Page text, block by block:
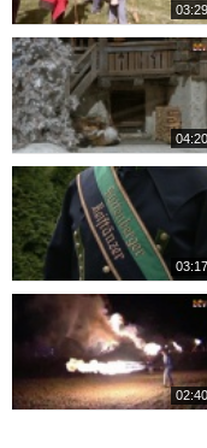
03:29
04:20
03:17
02:40